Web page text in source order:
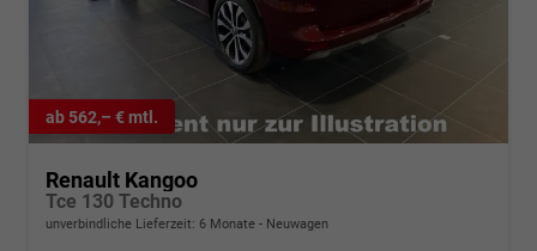
ab 562,– € mtl.
Renault Kangoo
Tce 130 Techno
unverbindliche Lieferzeit: 6 Monate Neuwagen